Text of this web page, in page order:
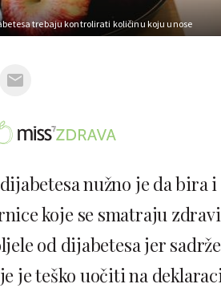
trebaju kontrolirati količinu koju unose
nužno je da bira i
koje se smatraju
od dijabetesa jer sadrže
je teško uočiti na